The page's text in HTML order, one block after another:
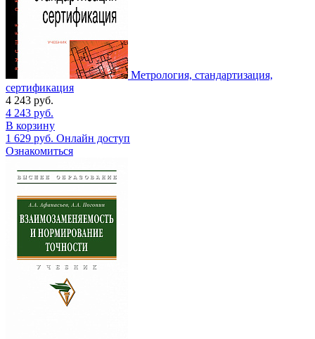
Метрология, стандартизация,
сертификация
4 243 руб.
4 243 руб.
В корзину
1 629 руб. Онлайн доступ
Ознакомиться